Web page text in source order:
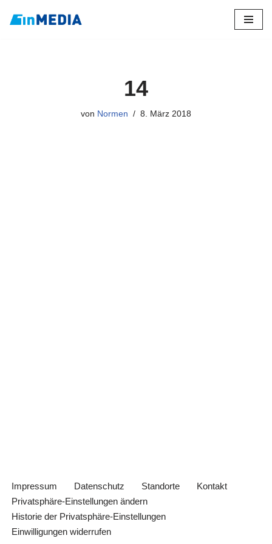
14
von Normen 8. März 2018
Impressum Datenschutz Standorte
Kontakt
Privatsphäre-Einstellungen ändern
Historie der Privatsphäre-Einstellungen
Einwilligungen widerrufen